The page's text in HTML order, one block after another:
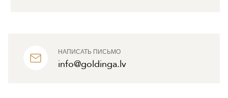
НАПИСАТЬ ПИСЬМО
info@goldinga.lv